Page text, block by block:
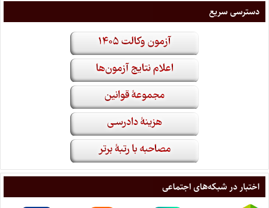
دسترسی سریع
اختبار در شبکه‌های اجتماعی